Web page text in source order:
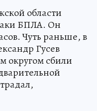
области
БПЛА. Он
Чуть раньше, в
Гусев
округом сбили